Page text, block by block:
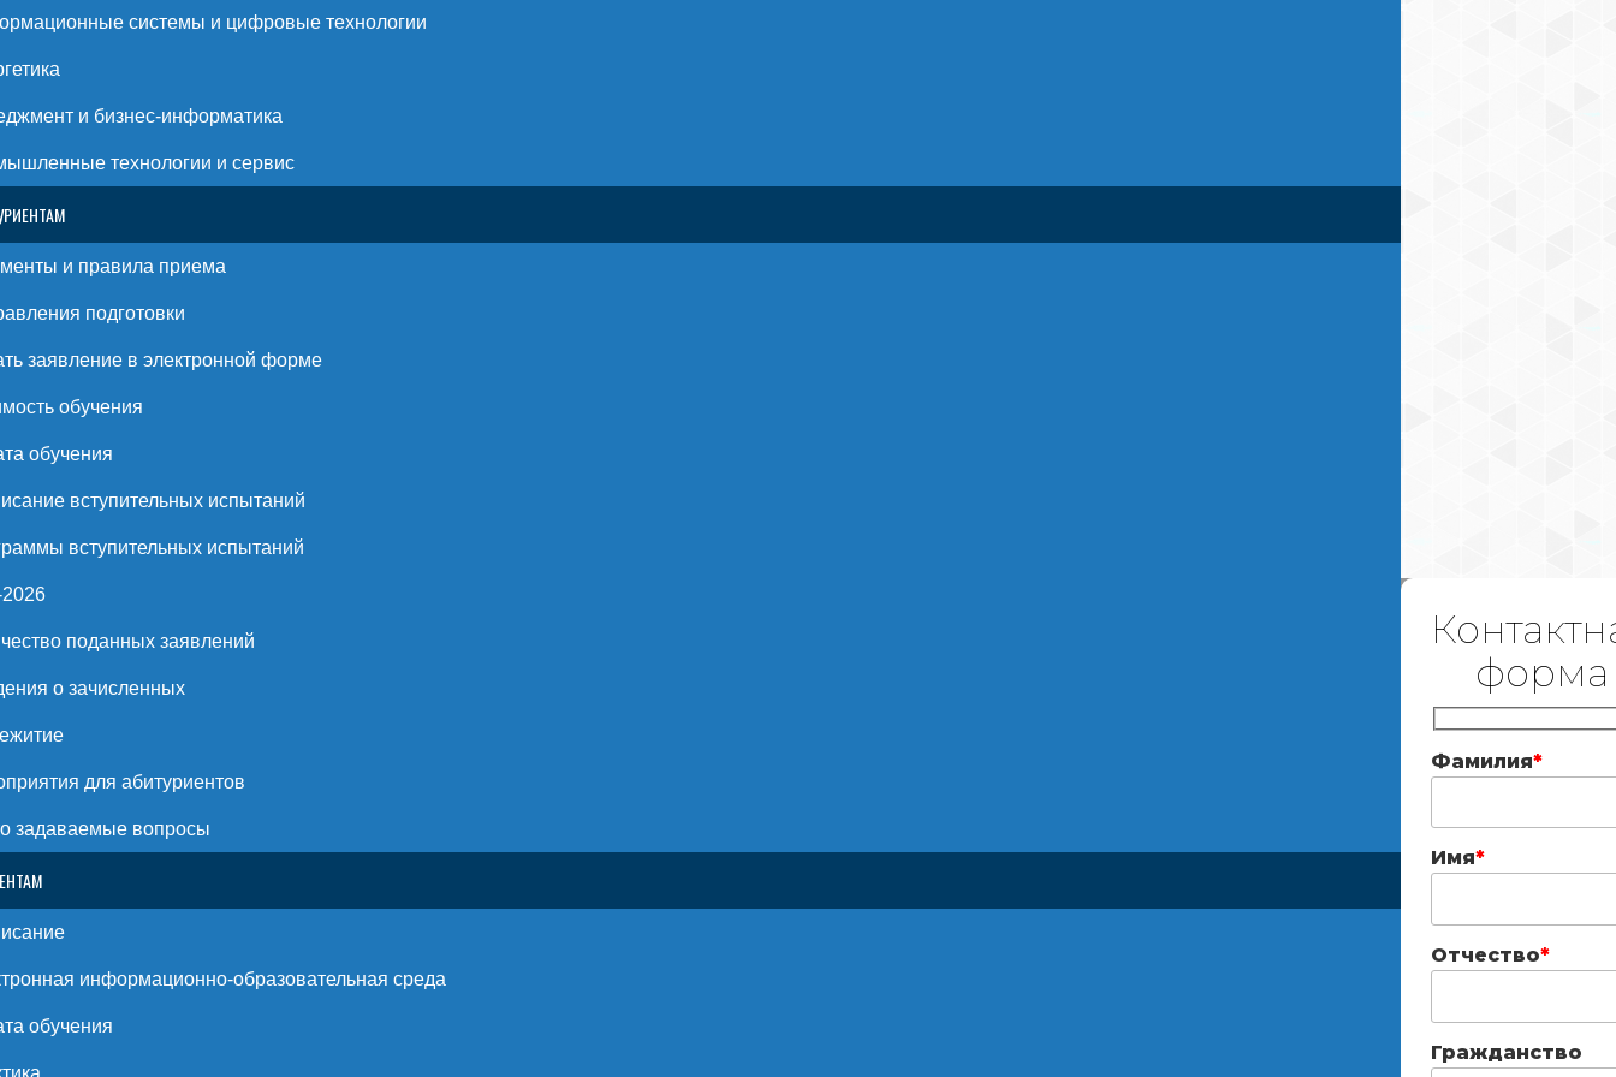
системы и цифровые технологии
и бизнес-информатика
технологии и сервис
и правила приема
подготовки
заявление в электронной форме
обучения
обучения
вступительных испытаний
вступительных испытаний
поданных заявлений
о зачисленных
для абитуриентов
задаваемые вопросы
информационно-образовательная среда
обучения
форма
Фамилия*
Имя*
Отчество*
Гражданство